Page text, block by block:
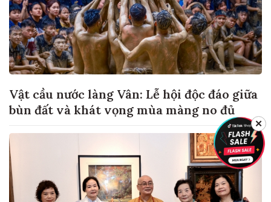
Vật cầu nước làng Vân: Lễ hội độc đáo giữa
bùn đất và khát vọng mùa màng no đủ
✕